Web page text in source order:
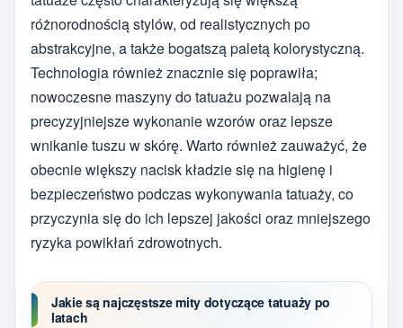
różnorodnością stylów, od realistycznych po
abstrakcyjne, a także bogatszą paletą kolorystyczną.
Technologia również znacznie się poprawiła;
nowoczesne maszyny do tatuażu pozwalają na
precyzyjniejsze wykonanie wzorów oraz lepsze
wnikanie tuszu w skórę. Warto również zauważyć, że
obecnie większy nacisk kładzie się na higienę i
bezpieczeństwo podczas wykonywania tatuaży, co
przyczynia się do ich lepszej jakości oraz mniejszego
ryzyka powikłań zdrowotnych.
Jakie są najczęstsze mity dotyczące tatuaży po
latach